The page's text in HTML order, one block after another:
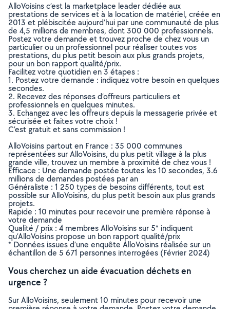
AlloVoisins c’est la marketplace leader dédiée aux
prestations de services et à la location de matériel, créée en
2013 et plébiscitée aujourd’hui par une communauté de plus
de 4,5 millions de membres, dont 300 000 professionnels.
Postez votre demande et trouvez proche de chez vous un
particulier ou un professionnel pour réaliser toutes vos
prestations, du plus petit besoin aux plus grands projets,
pour un bon rapport qualité/prix.
Facilitez votre quotidien en 3 étapes :
1. Postez votre demande : indiquez votre besoin en quelques
secondes.
2. Recevez des réponses d’offreurs particuliers et
professionnels en quelques minutes.
3. Echangez avec les offreurs depuis la messagerie privée et
sécurisée et faites votre choix !
C’est gratuit et sans commission !
AlloVoisins partout en France : 35 000 communes
représentées sur AlloVoisins, du plus petit village à la plus
grande ville, trouvez un membre à proximité de chez vous !
Efficace : Une demande postée toutes les 10 secondes, 3.6
millions de demandes postées par an
Généraliste : 1 250 types de besoins différents, tout est
possible sur AlloVoisins, du plus petit besoin aux plus grands
projets.
Rapide : 10 minutes pour recevoir une première réponse à
votre demande
Qualité / prix : 4 membres AlloVoisins sur 5* indiquent
qu’AlloVoisins propose un bon rapport qualité/prix
* Données issues d’une enquête AlloVoisins réalisée sur un
échantillon de 5 671 personnes interrogées (Février 2024)
Vous cherchez un aide évacuation déchets en
urgence ?
Sur AlloVoisins, seulement 10 minutes pour recevoir une